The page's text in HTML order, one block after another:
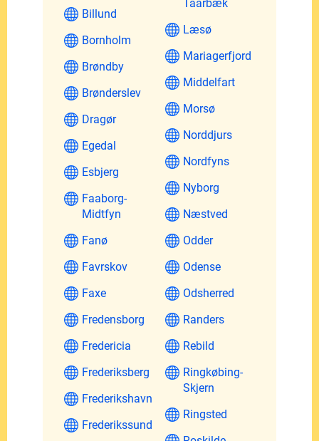
Billund
Bornholm
Brøndby
Brønderslev
Dragør
Egedal
Esbjerg
Faaborg-
Midtfyn
Fanø
Favrskov
Faxe
Fredensborg
Fredericia
Frederiksberg
Frederikshavn
Frederikssund
Taarbæk
Læsø
Mariagerfjord
Middelfart
Morsø
Norddjurs
Nordfyns
Nyborg
Næstved
Odder
Odense
Odsherred
Randers
Rebild
Ringkøbing-
Skjern
Ringsted